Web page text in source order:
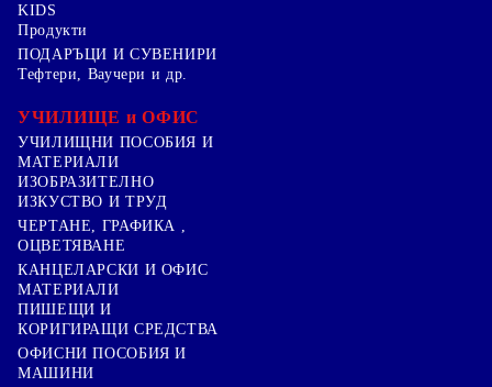
KIDS
Продукти
ПОДАРЪЦИ И СУВЕНИРИ
Тефтери, Ваучери и др.
УЧИЛИЩЕ и ОФИС
УЧИЛИЩНИ ПОСОБИЯ И
МАТЕРИАЛИ
ИЗОБРАЗИТЕЛНО
ИЗКУСТВО И ТРУД
ЧЕРТАНЕ, ГРАФИКА ,
ОЦВЕТЯВАНЕ
КАНЦЕЛАРСКИ И ОФИС
МАТЕРИАЛИ
ПИШЕЩИ И
КОРИГИРАЩИ СРЕДСТВА
ОФИСНИ ПОСОБИЯ И
МАШИНИ